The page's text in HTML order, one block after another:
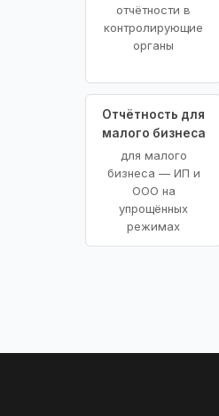
отчётности в
контролирующие
органы
Отчётность для
малого бизнеса
для малого
бизнеса — ИП и
ООО на
упрощённых
режимах